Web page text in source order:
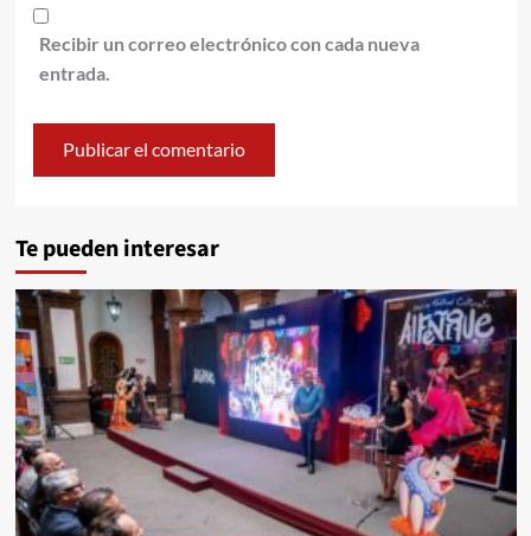
Recibir un correo electrónico con cada nueva
entrada.
Te pueden interesar